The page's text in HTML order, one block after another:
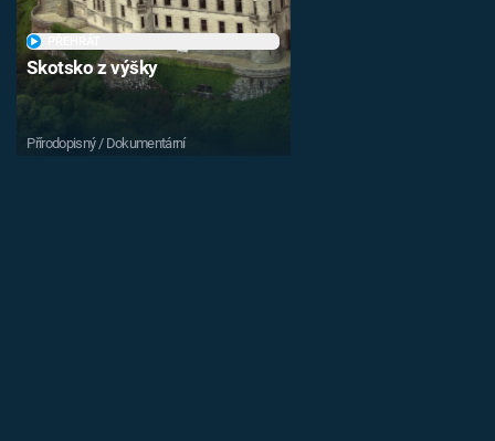
Skotsko z výšky
Přírodopisný / Dokumentární